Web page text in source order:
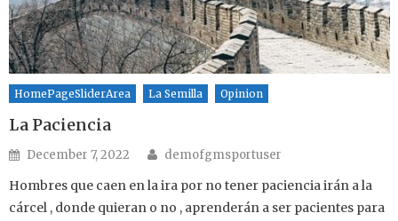
HomePageSliderArea La Semilla Opinion
La Paciencia
Posted on
December 7, 2022 Author
demofgmsportuser
Hombres que caen en la ira por no tener paciencia irán a la
cárcel , donde quieran o no , aprenderán a ser pacientes para